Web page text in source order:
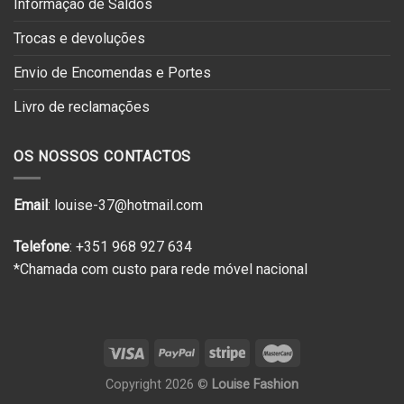
Informação de Saldos
Trocas e devoluções
Envio de Encomendas e Portes
Livro de reclamações
OS NOSSOS CONTACTOS
Email : louise-37@hotmail.com
Telefone: +351 968 927 634
*Chamada com custo para rede móvel nacional
Copyright 2026 © Louise Fashion